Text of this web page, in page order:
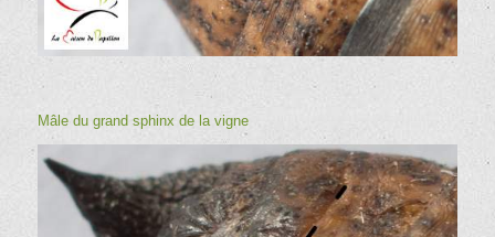
Mâle du grand sphinx de la vigne